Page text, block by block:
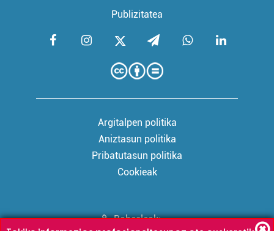
Publizitatea
Argitalpen politika
Aniztasun politika
Pribatutasun politika
Cookieak
Babesleak: